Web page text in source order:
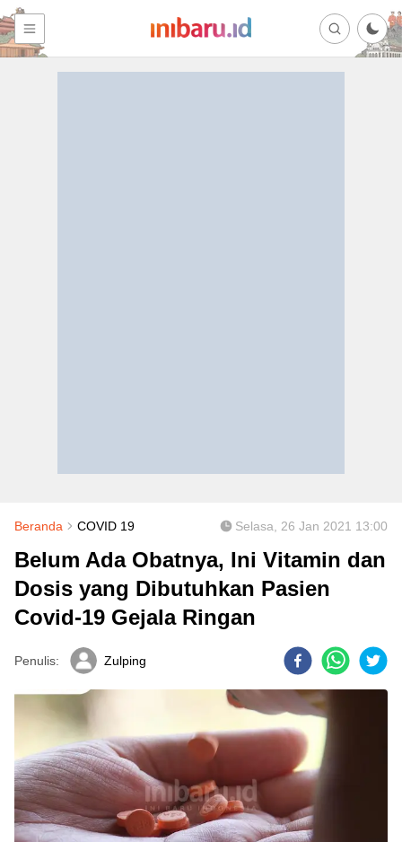
Beranda COVID 19 Selasa, 26 Jan 2021 13:00
Belum Ada Obatnya, Ini Vitamin dan
Dosis yang Dibutuhkan Pasien
Covid-19 Gejala Ringan
Penulis: Zulping